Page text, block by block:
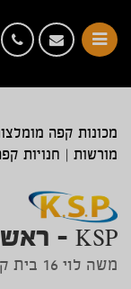
מכונות קפה
מורשות
חנויות
KSP – ראשון לציון
משה לוי 16 בית קנדי, ראשון לציון משה לוי